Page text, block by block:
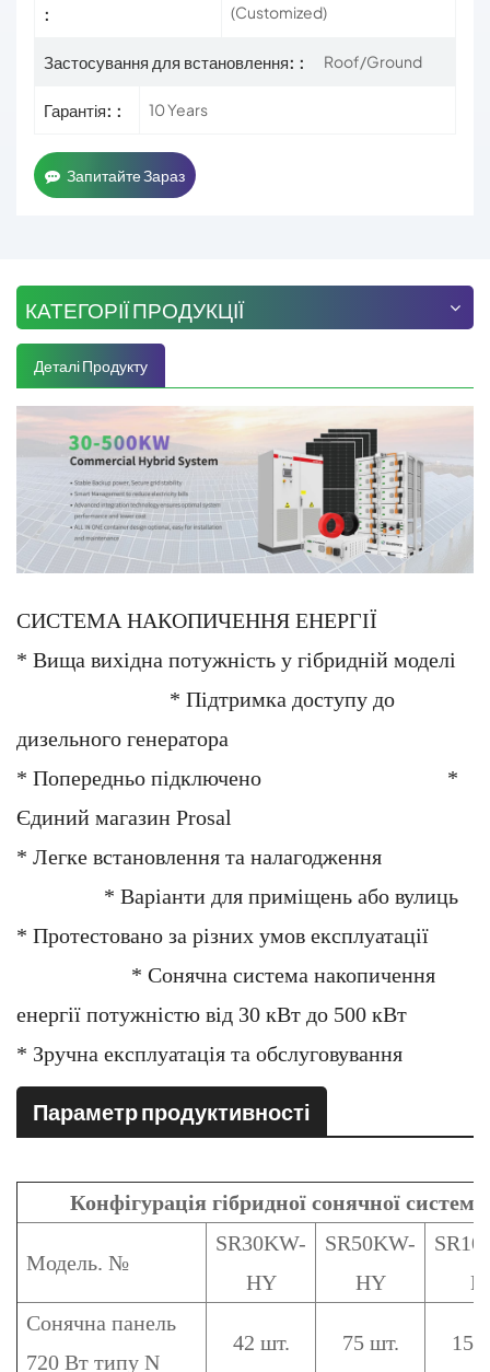
:
(Customized)
Застосування для встановлення: : Roof/Ground
Гарантія: : 10 Years
Запитайте Зараз
КАТЕГОРІЇ ПРОДУКЦІЇ
Деталі Продукту
СИСТЕМА НАКОПИЧЕННЯ ЕНЕРГІЇ
* Вища вихідна потужність у гібридній моделі
* Підтримка доступу до
дизельного генератора
* Попередньо підключено
*
Єдиний магазин Prosal
* Легке встановлення та налагодження
* Варіанти для приміщень або вулиць
* Протестовано за різних умов експлуатації
* Сонячна система накопичення
енергії потужністю від 30 кВт до 500 кВт
* Зручна експлуатація та обслуговування
Параметр продуктивності
Конфігурація гібридної сонячної
Модель. №
SR30KW-
HY
SR50KW-
HY
Сонячна панель
720 Вт типу N
42 шт. 75 шт.